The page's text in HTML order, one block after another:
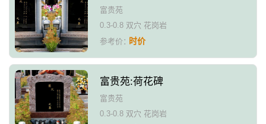
富贵苑
0.3-0.8 双穴 花岗岩
参考价：时价
富贵苑:荷花碑
富贵苑
0.3-0.8 双穴 花岗岩